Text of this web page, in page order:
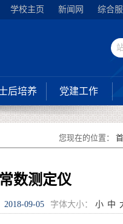
学校主页 新闻网 综合
后培养 党建工作
您现在的位置：
数测定仪
2018-09-05 字体大小： 小 中